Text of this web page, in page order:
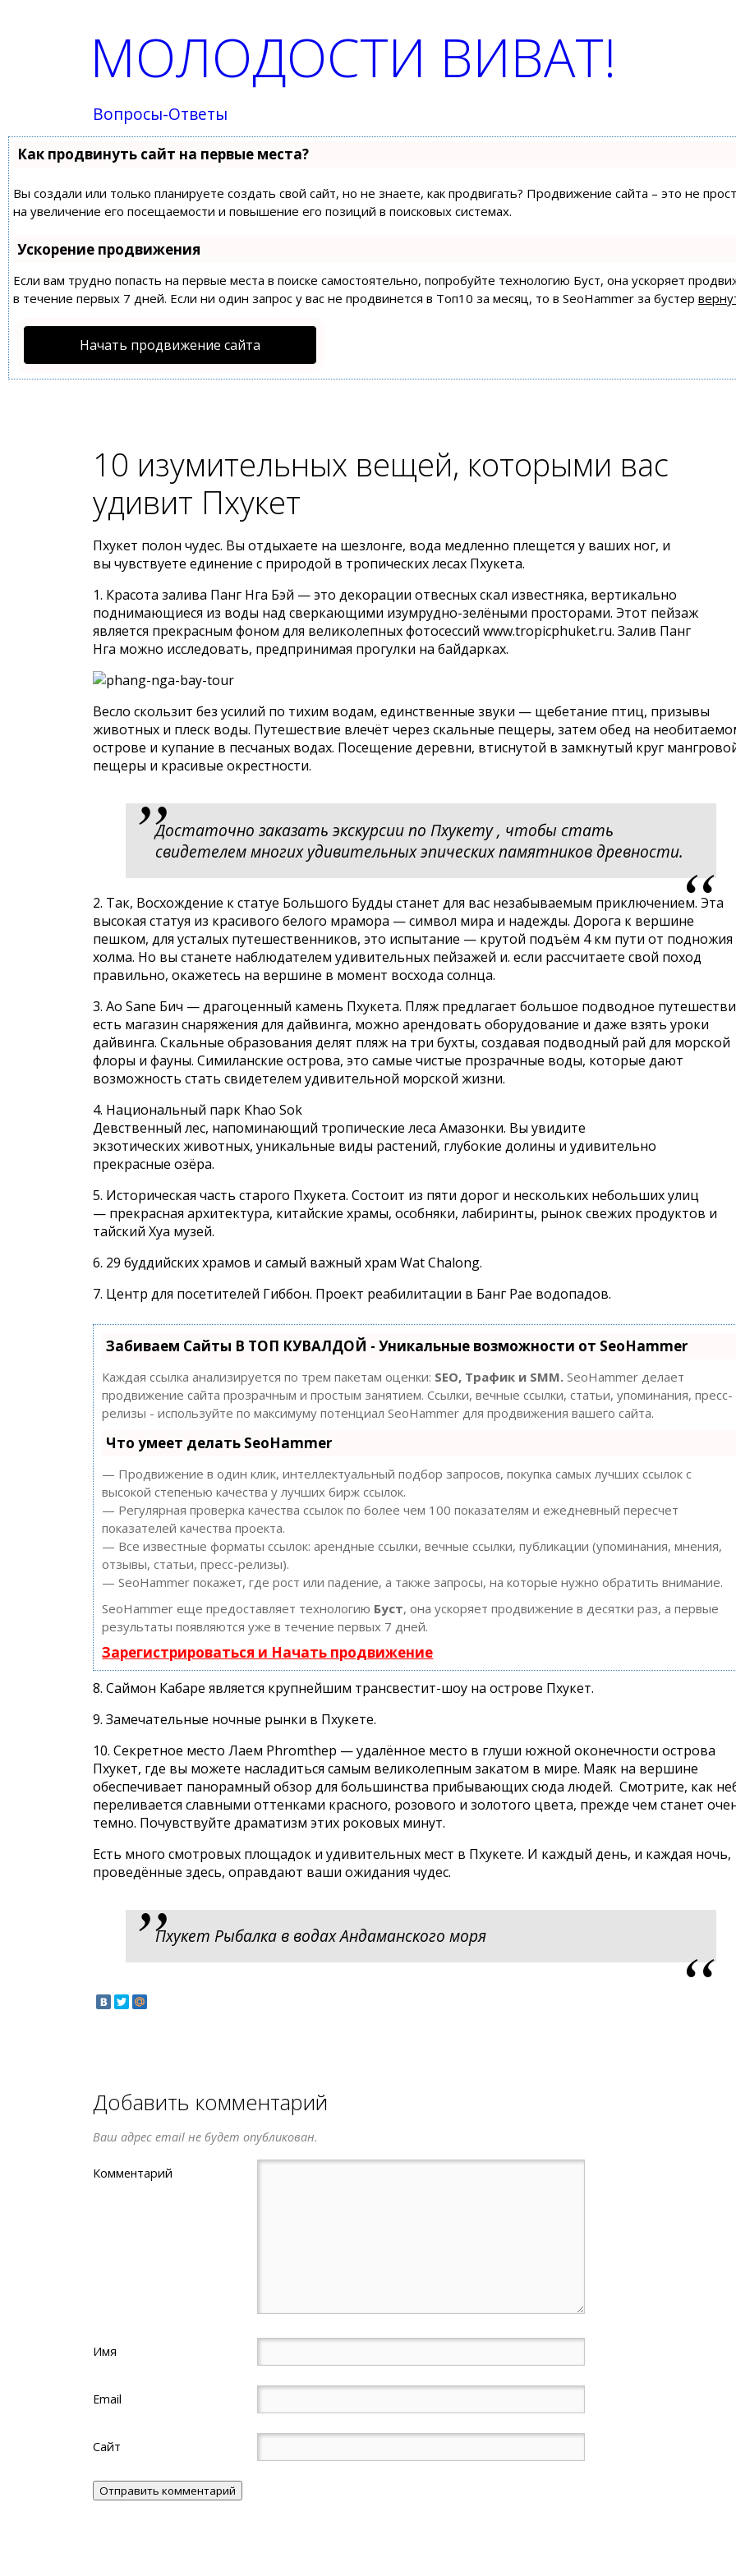
МОЛОДОСТИ ВИВАТ!
Вопросы-Ответы
Как продвинуть сайт на первые места?
Вы создали или только планируете создать свой сайт, но не знаете, как продвигать? Продвижение сайта – это не
на увеличение его посещаемости и повышение его позиций в поисковых системах.
Ускорение продвижения
Если вам трудно попасть на первые места в поиске самостоятельно, попробуйте технологию Буст, она ускоряет
в течение первых 7 дней. Если ни один запрос у вас не продвинется в Топ10 за месяц, то в SeoHammer за бустер
Начать продвижение сайта
10 изумительных вещей, которыми вас
удивит Пхукет
Пхукет полон чудес. Вы отдыхаете на шезлонге, вода медленно плещется у ваших ног, и
вы чувствуете единение с природой в тропических лесах Пхукета.
1. Красота залива Панг Нга Бэй — это декорации отвесных скал известняка, вертикально
поднимающиеся из воды над сверкающими изумрудно-зелёными просторами. Этот пейзаж
является прекрасным фоном для великолепных фотосессий www.tropicphuket.ru. Залив Панг
Нга можно исследовать, предпринимая прогулки на байдарках.
Весло скользит без усилий по тихим водам, единственные звуки — щебетание птиц, призывы
животных и плеск воды. Путешествие влечёт через скальные пещеры, затем обед на
острове и купание в песчаных водах. Посещение деревни, втиснутой в замкнутый круг
пещеры и красивые окрестности.
Достаточно заказать экскурсии по Пхукету , чтобы стать
свидетелем многих удивительных эпических памятников древности.
2. Так, Восхождение к статуе Большого Будды станет для вас незабываемым приключением. Эта
высокая статуя из красивого белого мрамора — символ мира и надежды. Дорога к вершине
пешком, для усталых путешественников, это испытание — крутой подъём 4 км пути от подножия
холма. Но вы станете наблюдателем удивительных пейзажей и. если рассчитаете свой поход
правильно, окажетесь на вершине в момент восхода солнца.
3. Ао Sane Бич — драгоценный камень Пхукета. Пляж предлагает большое подводное
есть магазин снаряжения для дайвинга, можно арендовать оборудование и даже взять уроки
дайвинга. Скальные образования делят пляж на три бухты, создавая подводный рай для морской
флоры и фауны. Симиланские острова, это самые чистые прозрачные воды, которые дают
возможность стать свидетелем удивительной морской жизни.
4. Национальный парк Khao Sok
Девственный лес, напоминающий тропические леса Амазонки. Вы увидите
экзотических животных, уникальные виды растений, глубокие долины и удивительно
прекрасные озёра.
5. Историческая часть старого Пхукета. Состоит из пяти дорог и нескольких небольших улиц
— прекрасная архитектура, китайские храмы, особняки, лабиринты, рынок свежих продуктов и
тайский Хуа музей.
6. 29 буддийских храмов и самый важный храм Wat Chalong.
7. Центр для посетителей Гиббон. ​​Проект реабилитации в Банг Pae водопадов.
Забиваем Сайты В ТОП КУВАЛДОЙ - Уникальные возможности от SeoHammer
Каждая ссылка анализируется по трем пакетам оценки: SEO, Трафик и SMM. SeoHammer делает
продвижение сайта прозрачным и простым занятием. Ссылки, вечные ссылки, статьи, упоминания, пресс-
релизы - используйте по максимуму потенциал SeoHammer для продвижения вашего сайта.
Что умеет делать SeoHammer
— Продвижение в один клик, интеллектуальный подбор запросов, покупка самых лучших ссылок с
высокой степенью качества у лучших бирж ссылок.
— Регулярная проверка качества ссылок по более чем 100 показателям и ежедневный пересчет
показателей качества проекта.
— Все известные форматы ссылок: арендные ссылки, вечные ссылки, публикации (упоминания, мнения,
отзывы, статьи, пресс-релизы).
— SeoHammer покажет, где рост или падение, а также запросы, на которые нужно обратить внимание.
SeoHammer еще предоставляет технологию Буст, она ускоряет продвижение в десятки раз, а первые
результаты появляются уже в течение первых 7 дней.
Зарегистрироваться и Начать продвижение
8. Саймон Кабаре является крупнейшим трансвестит-шоу на острове Пхукет.
9. Замечательные ночные рынки в Пхукете.
10. Секретное место Лаем Phromthep — удалённое место в глуши южной оконечности острова
Пхукет, где вы можете насладиться самым великолепным закатом в мире. Маяк на вершине
обеспечивает панорамный обзор для большинства прибывающих сюда людей. Смотрите, как
переливается славными оттенками красного, розового и золотого цвета, прежде чем станет
темно. Почувствуйте драматизм этих роковых минут.
Есть много смотровых площадок и удивительных мест в Пхукете. И каждый день, и каждая ночь,
проведённые здесь, оправдают ваши ожидания чудес.
Пхукет Рыбалка в водах Андаманского моря
Добавить комментарий
Ваш адрес email не будет опубликован.
Комментарий
Имя
Email
Сайт